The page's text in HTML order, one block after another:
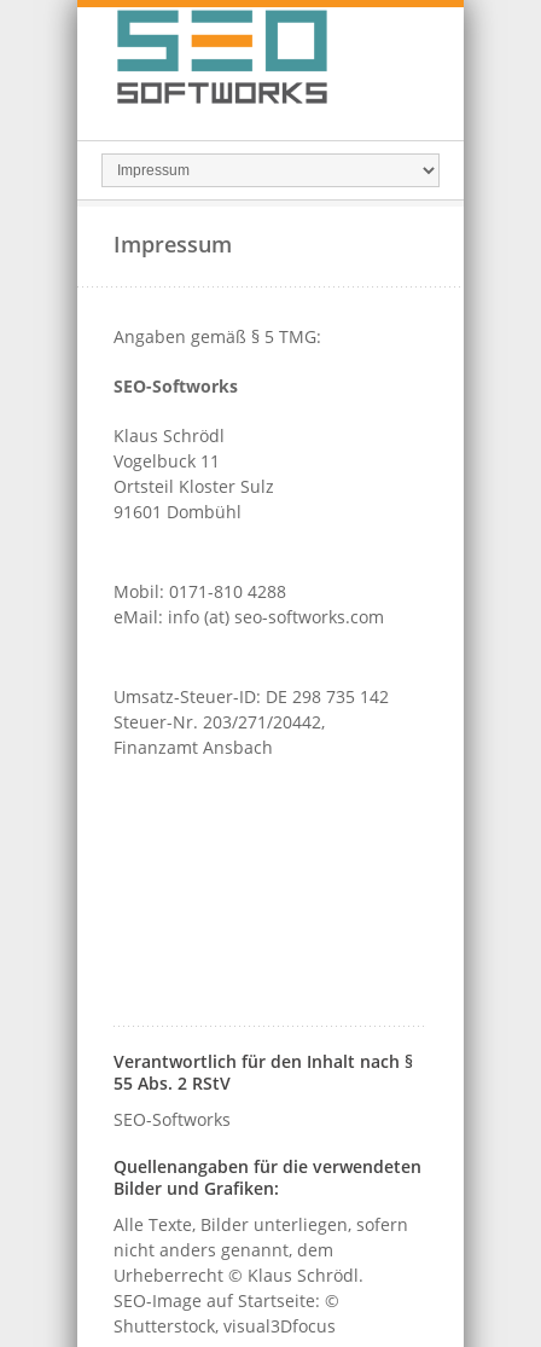
Impressum
Angaben gemäß § 5 TMG:
SEO-Softworks
Klaus Schrödl
Vogelbuck 11
Ortsteil Kloster Sulz
91601 Dombühl
Mobil: 0171-810 4288
eMail: info (at) seo-softworks.com
Umsatz-Steuer-ID: DE 298 735 142
Steuer-Nr. 203/271/20442,
Finanzamt Ansbach
Verantwortlich für den Inhalt nach §
55 Abs. 2 RStV
SEO-Softworks
Quellenangaben für die verwendeten
Bilder und Grafiken:
Alle Texte, Bilder unterliegen, sofern
nicht anders genannt, dem
Urheberrecht © Klaus Schrödl.
SEO-Image auf Startseite: ©
Shutterstock, visual3Dfocus